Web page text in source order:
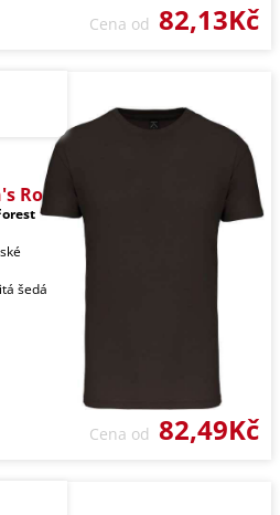
Cena od 82,13Kč
Ro
šedá
Cena od 82,49Kč